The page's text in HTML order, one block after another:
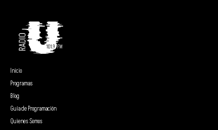
Inicio
Programas
Blog
Guía de Programación
Quienes Somos